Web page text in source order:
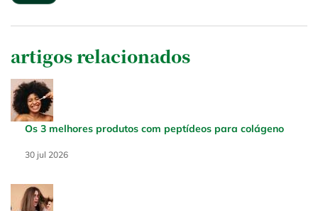
artigos relacionados
Os 3 melhores produtos com peptídeos para colágeno
Creation Date:
30 jul 2026
Update Date: